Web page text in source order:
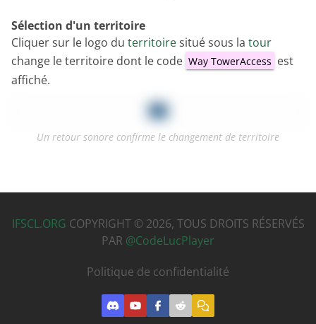
Sélection d'un territoire
Cliquer sur le logo du territoiresitué sous la tour
change le territoire dont le code Way TowerAccess est
affiché.
Un retour sonore confirme le changement de territoire
IFSCL.ORG COPYRIGHT © 2026, TOUS DROITS RÉSERVÉS
PAR @CodeLucPlayer
Politique de confidentialité